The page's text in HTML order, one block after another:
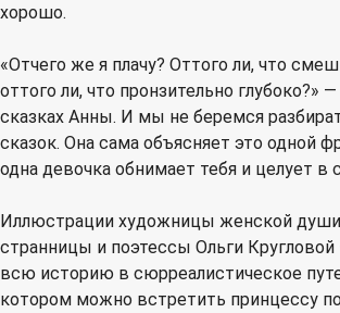
хорошо.
«Отчего же я плачу? Оттого ли, что
оттого ли, что пронзительно глубоко?»
сказках Анны. И мы не беремся
сказок. Она сама объясняет это одной
одна девочка обнимает тебя и целует в
Иллюстрации художницы женской
странницы и поэтессы Ольги
всю историю в сюрреалистическое
котором можно встретить принцессу